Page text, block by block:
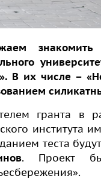
В их числе –
гранта в
института
теста
. Проект